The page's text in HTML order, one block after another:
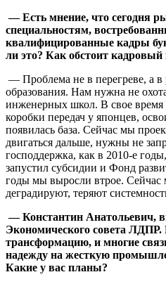
— Есть мнение, что сегодня
специальностям,
квалифицированные кадры
ли это? Как обстоит
— Проблема не в перегреве, а
образования. Нам нужна не
инженерных школ. В свое
коробки передач у японцев,
появилась база. Сейчас мы
двигаться дальше, нужны не
господдержка, как в 2010-е
запустил субсидии и Фонд
годы мы выросли втрое. Сейчас
деградируют, теряют
— Константин Анатольевич,
Экономического совета
трансформацию, и многие
надежду на жесткую
Какие у вас планы?